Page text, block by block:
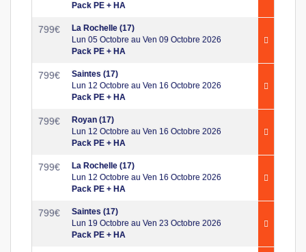
Pack PE + HA
799€
La Rochelle (17)
Lun 05 Octobre au Ven 09 Octobre 2026
Pack PE + HA
799€
Saintes (17)
Lun 12 Octobre au Ven 16 Octobre 2026
Pack PE + HA
799€
Royan (17)
Lun 12 Octobre au Ven 16 Octobre 2026
Pack PE + HA
799€
La Rochelle (17)
Lun 12 Octobre au Ven 16 Octobre 2026
Pack PE + HA
799€
Saintes (17)
Lun 19 Octobre au Ven 23 Octobre 2026
Pack PE + HA